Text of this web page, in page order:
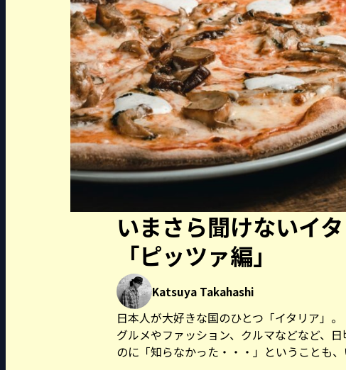
いまさら聞けないイ
「ピッツァ編」
Katsuya Takahashi
日本人が大好きな国のひとつ「イタリア」。
グルメやファッション、クルマなどなど、
のに「知らなかった・・・」ということも、